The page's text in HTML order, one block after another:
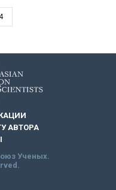
АВТОРА
Ученых.